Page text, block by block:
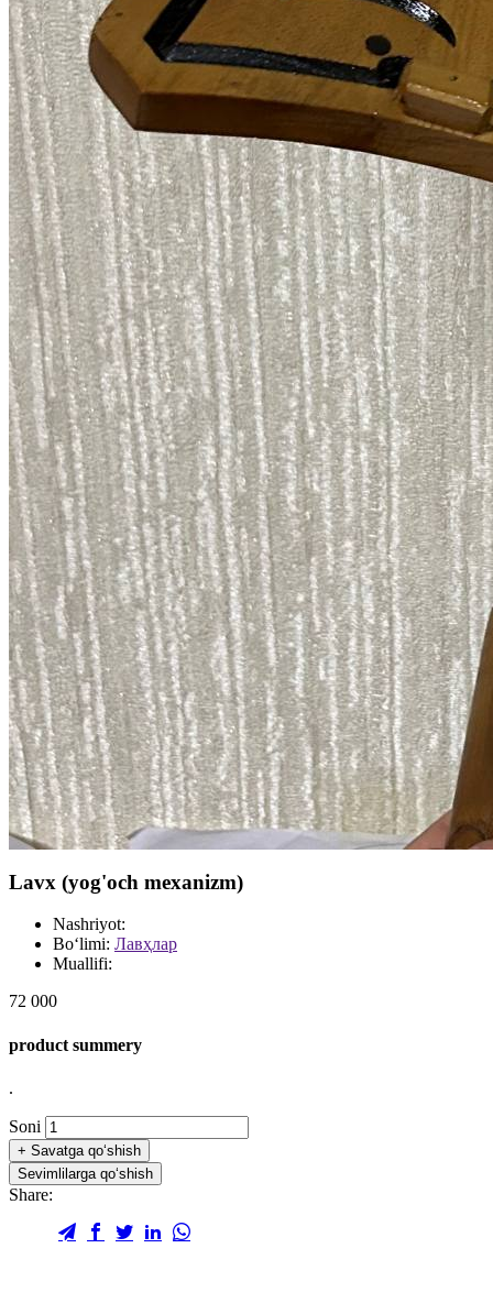
Lavx (yog'och mexanizm)
Nashriyot:
Bo‘limi: Лавҳлар
Muallifi:
72 000
product summery
.
Soni
+ Savatga qo‘shish
Sevimlilarga qo‘shish
Share: